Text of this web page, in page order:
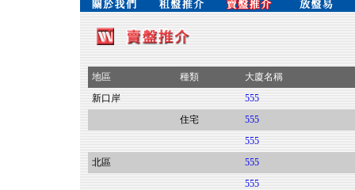
地區 種類
大廈名稱
新口岸
555
住宅
555
555
北區
555
555